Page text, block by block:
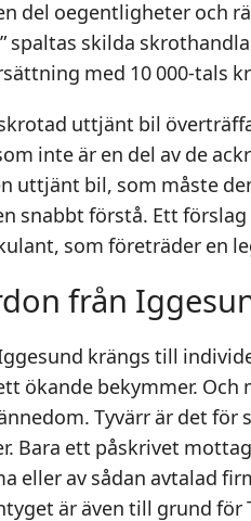
del oegentligheter och
spaltas skilda
med 10 000-tals
uttjänt bil
inte är en del av de
uttjänt bil, som måste
snabbt förstå. Ett
som företräder en
från
krängs till
ökande bekymmer. Och
Tyvärr är det
Bara ett påskrivet
eller av sådan avtalad
är även till grund